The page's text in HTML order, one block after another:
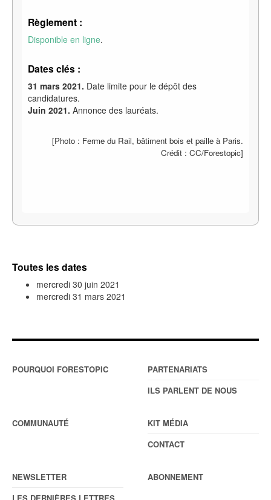
Règlement :
Disponible en ligne.
Dates clés :
31 mars 2021. Date limite pour le dépôt des
candidatures.
Juin 2021. Annonce des lauréats.
[Photo : Ferme du Rail, bâtiment bois et paille à Paris.
Crédit : CC/Forestopic]
Toutes les dates
mercredi 30 juin 2021
mercredi 31 mars 2021
POURQUOI FORESTOPIC
PARTENARIATS
ILS PARLENT DE NOUS
COMMUNAUTÉ
KIT MÉDIA
CONTACT
NEWSLETTER
ABONNEMENT